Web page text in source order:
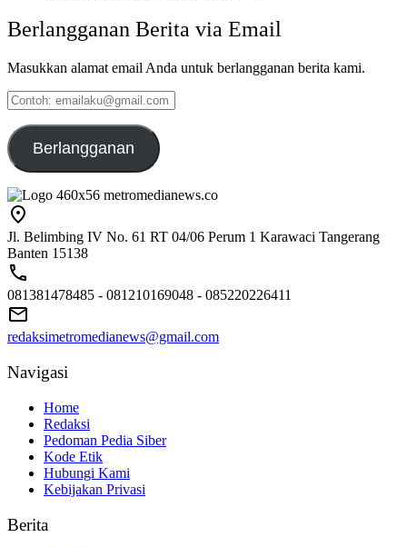
Berlangganan Berita via Email
Masukkan alamat email Anda untuk berlangganan berita kami.
Contoh:
emailaku@gmail.com
Berlangganan
Jl. Belimbing IV No. 61 RT 04/06 Perum 1 Karawaci Tangerang
Banten 15138
081381478485 - 081210169048 - 085220226411
redaksimetromedianews@gmail.com
Navigasi
Home
Redaksi
Pedoman Pedia Siber
Kode Etik
Hubungi Kami
Kebijakan Privasi
Berita